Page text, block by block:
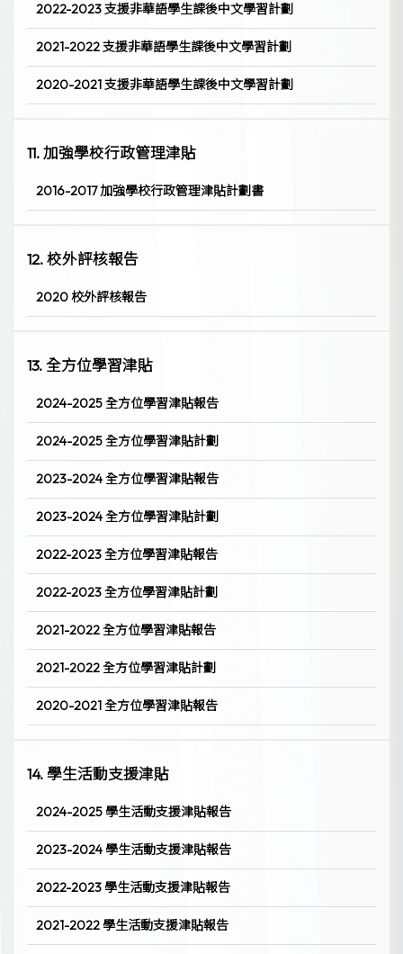
2022-2023 支援非華語學生課後中文學習計劃
2021-2022 支援非華語學生課後中文學習計劃
2020-2021 支援非華語學生課後中文學習計劃
11. 加強學校行政管理津貼
2016-2017 加強學校行政管理津貼計劃書
12. 校外評核報告
2020 校外評核報告
13. 全方位學習津貼
2024-2025 全方位學習津貼報告
2024-2025 全方位學習津貼計劃
2023-2024 全方位學習津貼報告
2023-2024 全方位學習津貼計劃
2022-2023 全方位學習津貼報告
2022-2023 全方位學習津貼計劃
2021-2022 全方位學習津貼報告
2021-2022 全方位學習津貼計劃
2020-2021 全方位學習津貼報告
14. 學生活動支援津貼
2024-2025 學生活動支援津貼報告
2023-2024 學生活動支援津貼報告
2022-2023 學生活動支援津貼報告
2021-2022 學生活動支援津貼報告